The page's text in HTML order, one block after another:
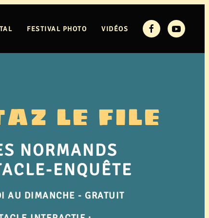
FESTIVAL PHOTO VIDÉOS
LE FILE
NORMANDS
ENQUÊTE
AU DIMANCHE - GRATUIT